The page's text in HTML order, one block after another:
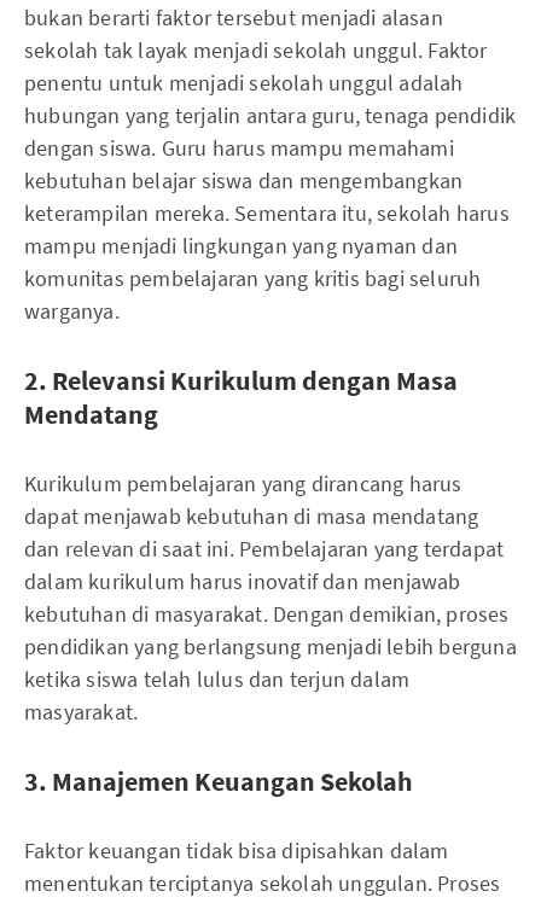
bukan berarti faktor tersebut menjadi alasan
sekolah tak layak menjadi sekolah unggul. Faktor
penentu untuk menjadi sekolah unggul adalah
hubungan yang terjalin antara guru, tenaga pendidik
dengan siswa. Guru harus mampu memahami
kebutuhan belajar siswa dan mengembangkan
keterampilan mereka. Sementara itu, sekolah harus
mampu menjadi lingkungan yang nyaman dan
komunitas pembelajaran yang kritis bagi seluruh
warganya.
2. Relevansi Kurikulum dengan Masa
Mendatang
Kurikulum pembelajaran yang dirancang harus
dapat menjawab kebutuhan di masa mendatang
dan relevan di saat ini. Pembelajaran yang terdapat
dalam kurikulum harus inovatif dan menjawab
kebutuhan di masyarakat. Dengan demikian, proses
pendidikan yang berlangsung menjadi lebih berguna
ketika siswa telah lulus dan terjun dalam
masyarakat.
3. Manajemen Keuangan Sekolah
Faktor keuangan tidak bisa dipisahkan dalam
menentukan terciptanya sekolah unggulan. Proses